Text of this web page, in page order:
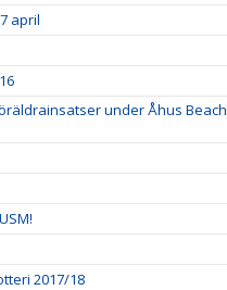
april
under Åhus Beach
2017/18